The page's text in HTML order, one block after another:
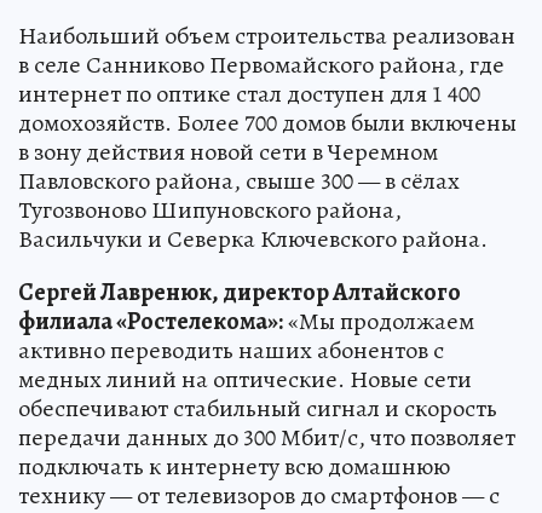
Наибольший объем строительства реализован
в селе Санниково Первомайского района, где
интернет по оптике стал доступен для 1 400
домохозяйств. Более 700 домов были включены
в зону действия новой сети в Черемном
Павловского района, свыше 300 — в сёлах
Тугозвоново Шипуновского района,
Васильчуки и Северка Ключевского района.
Сергей Лавренюк, директор Алтайского
филиала «Ростелекома»:«Мы продолжаем
активно переводить наших абонентов с
медных линий на оптические. Новые сети
обеспечивают стабильный сигнал и скорость
передачи данных до 300 Мбит/с, что позволяет
подключать к интернету всю домашнюю
технику — от телевизоров до смартфонов — с